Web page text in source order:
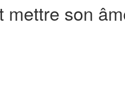
mettre son